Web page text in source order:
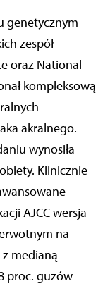
genetycznym
zespół
oraz National
kompleksową
akralnego.
wynosiła
Klinicznie
AJCC wersja
na
medianą
proc. guzów